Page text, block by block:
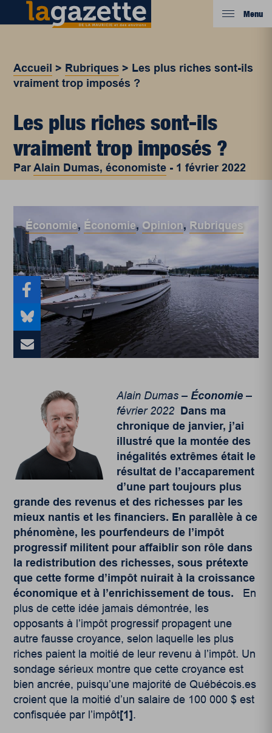
Menu
Accueil > Rubriques > Les plus riches sont-ils
vraiment trop imposés ?
Les plus riches sont-ils
vraiment trop imposés ?
ParAlain Dumas, économiste - 1 février 2022
Économie, Économie, Opinion, Rubriques
Alain Dumas – Économie –
février 2022 Dans ma
chronique de janvier, j’ai
illustré que la montée des
inégalités extrêmes était le
résultat de l’accaparement
d’une part toujours plus
grande des revenus et des richesses par les
mieux nantis et les financiers. En parallèle à ce
phénomène, les pourfendeurs de l’impôt
progressif militent pour affaiblir son rôle dans
la redistribution des richesses, sous prétexte
que cette forme d’impôt nuirait à la croissance
économique et à l’enrichissement de tous.
En
plus de cette idée jamais démontrée, les
opposants à l’impôt progressif propagent une
autre fausse croyance, selon laquelle les plus
riches paient la moitié de leur revenu à l’impôt. Un
sondage sérieux montre que cette croyance est
bien ancrée, puisqu’une majorité de Québécois.es
croient que la moitié d’un salaire de 100 000 $ est
confisquée par l’impôt[1].